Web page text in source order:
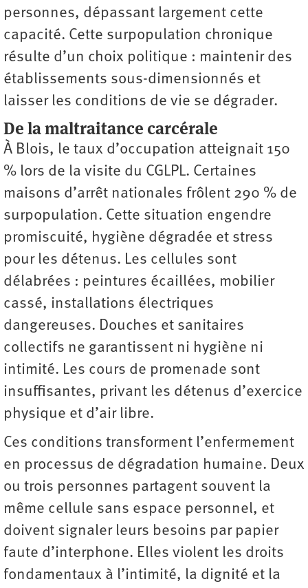
personnes, dépassant largement cette
capacité. Cette surpopulation chronique
résulte d’un choix politique : maintenir des
établissements sous-dimensionnés et
laisser les conditions de vie se dégrader.
De la maltraitance carcérale
À Blois, le taux d’occupation atteignait 150
% lors de la visite du CGLPL. Certaines
maisons d’arrêt nationales frôlent 290 % de
surpopulation. Cette situation engendre
promiscuité, hygiène dégradée et stress
pour les détenus. Les cellules sont
délabrées : peintures écaillées, mobilier
cassé, installations électriques
dangereuses. Douches et sanitaires
collectifs ne garantissent ni hygiène ni
intimité. Les cours de promenade sont
insuffisantes, privant les détenus d’exercice
physique et d’air libre.
Ces conditions transforment l’enfermement
en processus de dégradation humaine. Deux
ou trois personnes partagent souvent la
même cellule sans espace personnel, et
doivent signaler leurs besoins par papier
faute d’interphone. Elles violent les droits
fondamentaux à l’intimité, la dignité et la